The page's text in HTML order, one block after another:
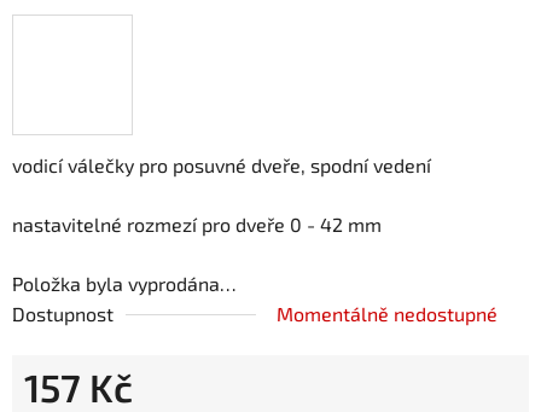
vodicí válečky pro posuvné dveře, spodní vedení
nastavitelné rozmezí pro dveře 0 - 42 mm
Položka byla vyprodána…
Dostupnost
Momentálně nedostupné
157 Kč